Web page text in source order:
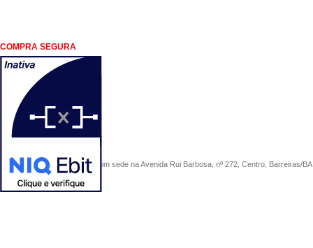
COMPRA SEGURA
COMERCIAL SÃO PAULO, com sede na Avenida Rui Barbosa, nº 272, Centro, Barreiras/